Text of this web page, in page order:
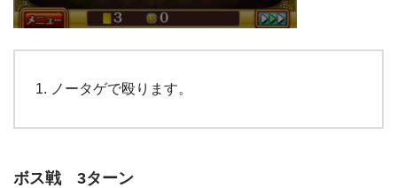
ノータゲで殴ります。
ボス戦 3ターン